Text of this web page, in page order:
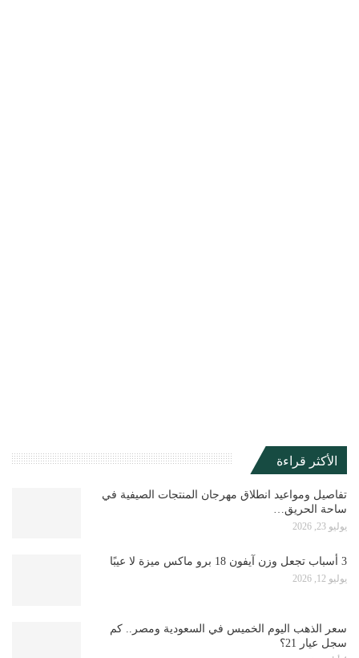
الأكثر قراءة
تفاصيل ومواعيد انطلاق مهرجان المنتجات الصيفية في
ساحة الحريق…
يوليو 23, 2026
3 أسباب تجعل وزن آيفون 18 برو ماكس ميزة لا عيبًا
يوليو 12, 2026
سعر الذهب اليوم الخميس في السعودية ومصر.. كم
سجل عيار 21؟